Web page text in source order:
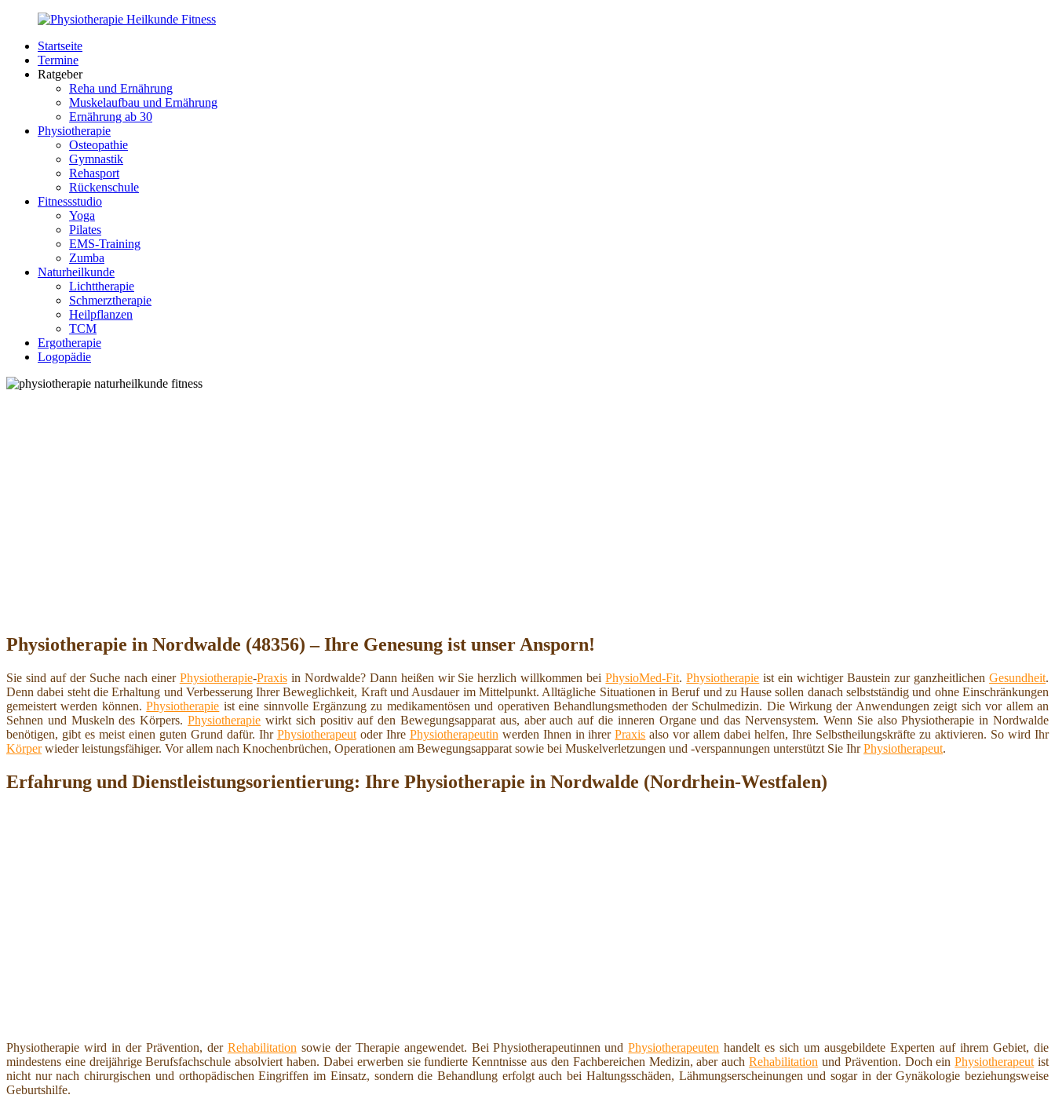
Zurück
Inhalt
PhysioMed-
Fit.de
Gesundheit
Startseite
Termine
Ratgeber
Reha und Ernährung
Muskelaufbau und Ernährung
Ernährung ab 30
Physiotherapie
Osteopathie
Gymnastik
Rehasport
Rückenschule
Fitnessstudio
Yoga
Pilates
EMS-Training
Zumba
Naturheilkunde
Lichttherapie
Schmerztherapie
Heilpflanzen
TCM
Ergotherapie
Logopädie
Physiotherapie in Nordwalde (48356) – Ihre Genesung ist unser Ansporn!
Sie sind auf der Suche nach einer Physiotherapie-Praxisin Nordwalde? Dann heißen wir Sie herzlich willkommen beiPhysioMed-Fit.Physiotherapie ist ein wichtiger Baustein zur ganzheitlichenGesundheit.
Denn dabei steht die Erhaltung und Verbesserung Ihrer Beweglichkeit, Kraft und Ausdauer im Mittelpunkt. Alltägliche Situationen in Beruf und zu Hause sollen danach selbstständig und ohne Einschränkungen
gemeistert werden können.Physiotherapie ist eine sinnvolle Ergänzung zu medikamentösen und operativen Behandlungsmethoden der Schulmedizin. Die Wirkung der Anwendungen zeigt sich vor allem an
Sehnen und Muskeln des Körpers.Physiotherapie wirkt sich positiv auf den Bewegungsapparat aus, aber auch auf die inneren Organe und das Nervensystem. Wenn Sie also Physiotherapie in Nordwalde
benötigen, gibt es meist einen guten Grund dafür. Ihr Physiotherapeutoder Ihre Physiotherapeutin werden Ihnen in ihrerPraxis also vor allem dabei helfen, Ihre Selbstheilungskräfte zu aktivieren. So wird Ihr
Körperwieder leistungsfähiger. Vor allem nach Knochenbrüchen, Operationen am Bewegungsapparat sowie bei Muskelverletzungen und -verspannungen unterstützt Sie IhrPhysiotherapeut.
Erfahrung und Dienstleistungsorientierung: Ihre Physiotherapie in Nordwalde (Nordrhein-Westfalen)
Physiotherapie wird in der Prävention, der Rehabilitation sowie der Therapie angewendet. Bei Physiotherapeutinnen undPhysiotherapeuten handelt es sich um ausgebildete Experten auf ihrem Gebiet, die
mindestens eine dreijährige Berufsfachschule absolviert haben. Dabei erwerben sie fundierte Kenntnisse aus den Fachbereichen Medizin, aber auchRehabilitation und Prävention. Doch einPhysiotherapeut ist
nicht nur nach chirurgischen und orthopädischen Eingriffen im Einsatz, sondern die Behandlung erfolgt auch bei Haltungsschäden, Lähmungserscheinungen und sogar in der Gynäkologie beziehungsweise
Geburtshilfe.